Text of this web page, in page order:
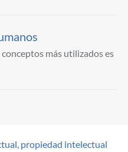
más utilizados es
, propiedad intelectual